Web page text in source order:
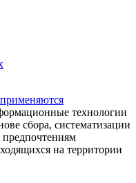
применяются
технологии
сбора, систематизации
предпочтениям
на территории